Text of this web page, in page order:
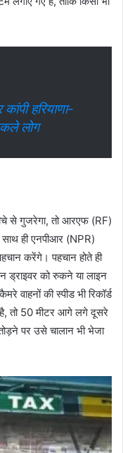
हरियाणा-
लोग
से गुजरेगा, तो आरएफ (RF)
ही एनपीआर (NPR)
करेंगे। पहचान होते ही
को रुकने या लाइन
वाहनों की स्पीड भी रिकॉर्ड
है, तो 50 मीटर आगे लगे दूसरे
पर उसे चालान भी भेजा